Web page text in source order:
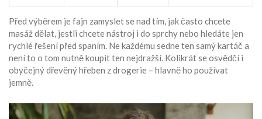
Před výběrem je fajn zamyslet se nad tím, jak často chcete
masáž dělat, jestli chcete nástroj i do sprchy nebo hledáte jen
rychlé řešení před spaním. Ne každému sedne ten samý kartáč a
není to o tom nutně koupit ten nejdražší. Kolikrát se osvědčí i
obyčejný dřevěný hřeben z drogerie – hlavně ho používat
jemně.